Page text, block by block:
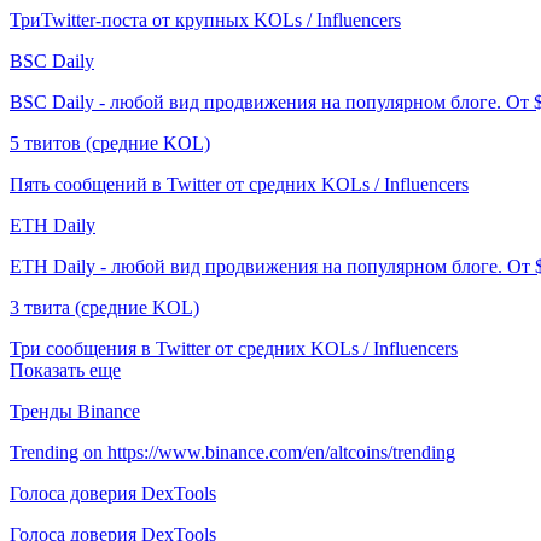
ТриTwitter-поста от крупных KOLs / Influencers
BSC Daily
BSC Daily - любой вид продвижения на популярном блоге. От
5 твитов (средние KOL)
Пять сообщений в Twitter от средних KOLs / Influencers
ETH Daily
ETH Daily - любой вид продвижения на популярном блоге. От
3 твита (средние KOL)
Три сообщения в Twitter от средних KOLs / Influencers
Показать еще
Тренды Binance
Trending on https://www.binance.com/en/altcoins/trending
Голоса доверия DexTools
Голоса доверия DexTools